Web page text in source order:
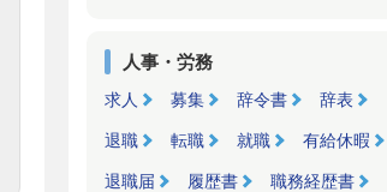
人事・労務
求人 募集 辞令書 辞表
退職 転職 就職 有給休暇
退職届 履歴書 職務経歴書